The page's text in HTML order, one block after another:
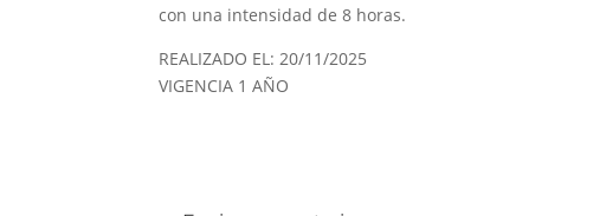
con una intensidad de 8 horas.
REALIZADO EL: 20/11/2025
VIGENCIA 1 AÑO